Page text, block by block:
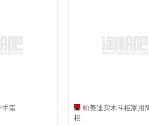
手霜
帕美迪实木斗柜家用
柜